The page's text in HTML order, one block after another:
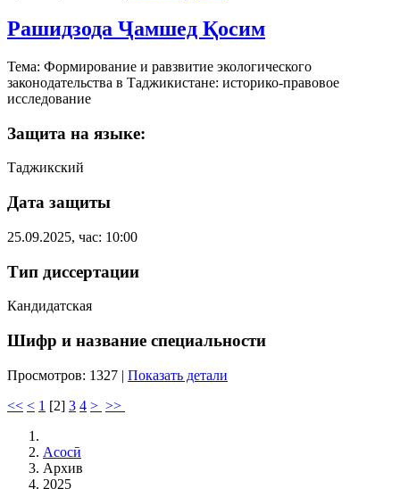
Рашидзода Ҷамшед Қосим
Тема: Формирование и равзвитие экологического
законодательства в Таджикистане: историко-правовое
исследование
Защита на языке:
Таджикский
Дата защиты
25.09.2025, час: 10:00
Тип диссертации
Кандидатская
Шифр и название специальности
Просмотров: 1327 | Показать детали
<< < 1 [2] 3 4 > >>
Асосӣ
Архив
2025